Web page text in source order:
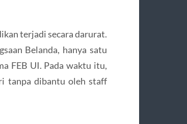
terjadi secara darurat.
Belanda, hanya satu
FEB UI. Pada waktu itu,
tanpa dibantu oleh staff